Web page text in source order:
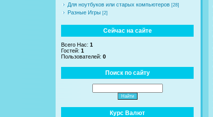
Для ноутбуков или старых компьютеров [28]
Разные Игры [2]
Сейчас на сайте
Всего Нас: 1
Гостей: 1
Пользователей: 0
Поиск по сайту
Курс Валют